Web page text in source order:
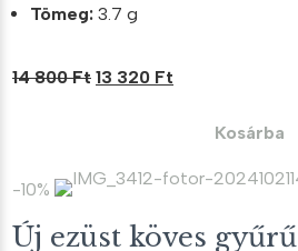
Tömeg: 3.7 g
14 800Ft Original
800 Ft.
13 320 Ft
320 Ft.
Kosárba
-10%
Új ezüst köves gyűrű